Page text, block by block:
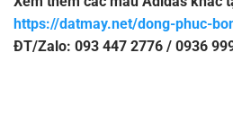
https://datmay.net/dong-phuc-
ĐT/Zalo: 093 447 2776 / 0936